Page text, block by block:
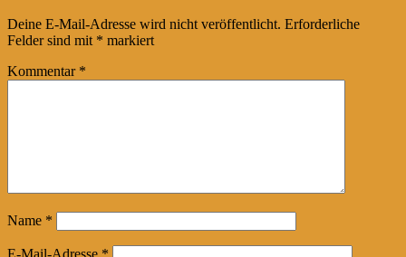
Deine E-Mail-Adresse wird nicht veröffentlicht. Erforderliche
Felder sind mit * markiert
Kommentar *
Name *